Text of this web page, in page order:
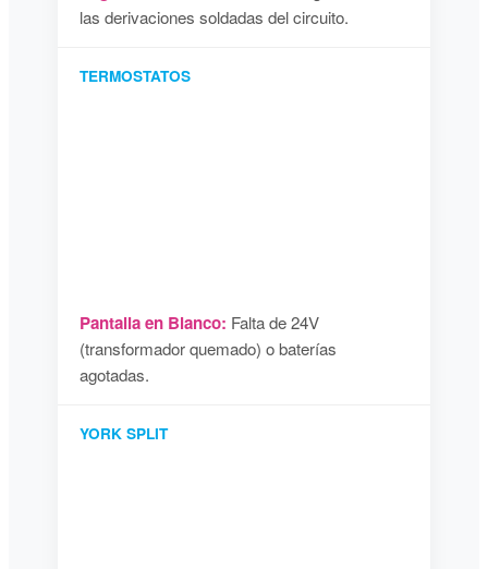
las derivaciones soldadas del circuito.
TERMOSTATOS
Pantalla en Blanco: Falta de 24V
(transformador quemado) o baterías
agotadas.
YORK SPLIT